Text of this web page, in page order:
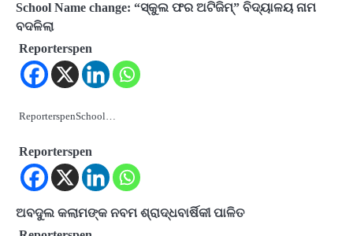
School Name change: “ସ୍କୁଲ ଫର ଅଟିଜିମ୍” ବିଦ୍ୟାଳୟ ନାମ
ବଦଳିଲା
Reporterspen
ReporterspenSchool…
Reporterspen
ଅବଦୁଲ କଲାମଙ୍କ ନବମ ଶ୍ରାଦ୍ଧବାର୍ଷିକୀ ପାଳିତ